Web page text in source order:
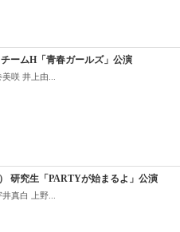
ームH「青春ガールズ」公演
咲 井上由...
研究生「PARTYが始まるよ」公演
真白 上野...